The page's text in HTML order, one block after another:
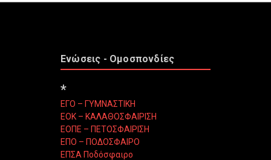
Ενώσεις - Ομοσπονδίες
*
ΕΓΟ – ΓΥΜΝΑΣΤΙΚΗ
ΕΟΚ – ΚΑΛΑΘΟΣΦΑΙΡΙΣΗ
ΕΟΠΕ – ΠΕΤΟΣΦΑΙΡΙΣΗ
ΕΠΟ – ΠΟΔΟΣΦΑΙΡΟ
ΕΠΣΑ Ποδόσφαιρο